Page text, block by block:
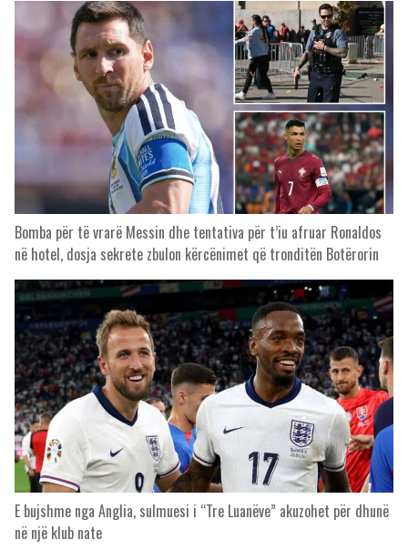
Bomba për të vrarë Messin dhe tentativa për t’iu afruar Ronaldos
në hotel, dosja sekrete zbulon kërcënimet që tronditën Botërorin
E bujshme nga Anglia, sulmuesi i “Tre Luanëve” akuzohet për dhunë
në një klub nate